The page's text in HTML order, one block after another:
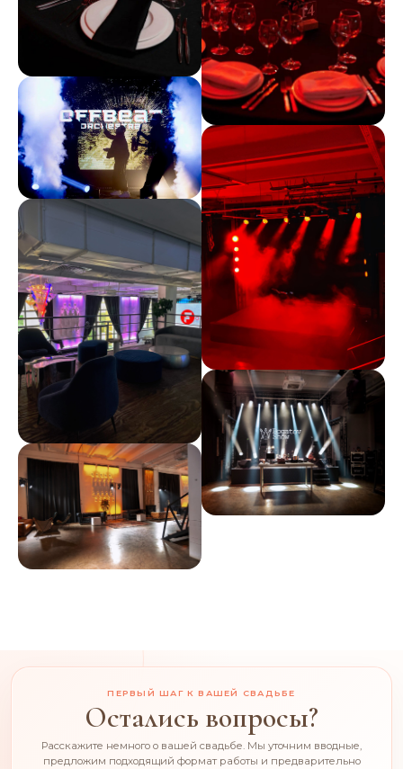
ПЕРВЫЙ ШАГ К ВАШЕЙ СВАДЬБЕ
Остались вопросы?
Расскажите немного о вашей свадьбе. Мы уточним вводные,
предложим подходящий формат работы и предварительно